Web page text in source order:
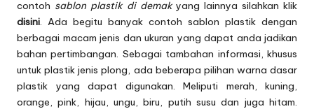
contoh sablon plastik di demakyang lainnya silahkan klik
disini. Ada begitu banyak contoh sablon plastik dengan
berbagai macam jenis dan ukuran yang dapat anda jadikan
bahan pertimbangan. Sebagai tambahan informasi, khusus
untuk plastik jenis plong, ada beberapa pilihan warna dasar
plastik yang dapat digunakan. Meliputi merah, kuning,
orange, pink, hijau, ungu, biru, putih susu dan juga hitam.